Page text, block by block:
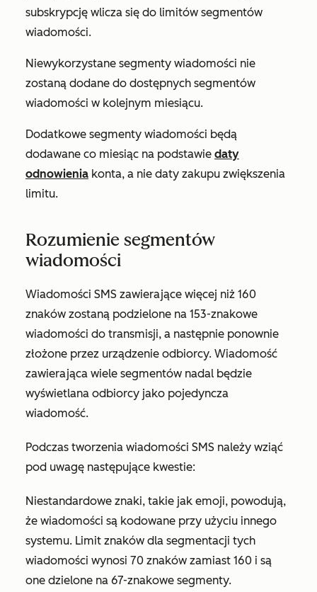
subskrypcję wlicza się do limitów segmentów
wiadomości.
Niewykorzystane segmenty wiadomości nie
zostaną dodane do dostępnych segmentów
wiadomości w kolejnym miesiącu.
Dodatkowe segmenty wiadomości będą
dodawane co miesiąc na podstawie daty
odnowienia konta, a nie daty zakupu zwiększenia
limitu.
Rozumienie segmentów
wiadomości
Wiadomości SMS zawierające więcej niż 160
znaków zostaną podzielone na 153-znakowe
wiadomości do transmisji, a następnie ponownie
złożone przez urządzenie odbiorcy. Wiadomość
zawierająca wiele segmentów nadal będzie
wyświetlana odbiorcy jako pojedyncza
wiadomość.
Podczas tworzenia wiadomości SMS należy wziąć
pod uwagę następujące kwestie:
Niestandardowe znaki, takie jak emoji, powodują,
że wiadomości są kodowane przy użyciu innego
systemu. Limit znaków dla segmentacji tych
wiadomości wynosi 70 znaków zamiast 160 i są
one dzielone na 67-znakowe segmenty.